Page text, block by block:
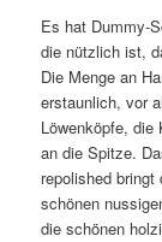
Es hat Dummy-
die nützlich ist,
Die Menge an
erstaunlich, vor
Löwenköpfe, die
an die Spitze.
repolished
schönen
die schönen